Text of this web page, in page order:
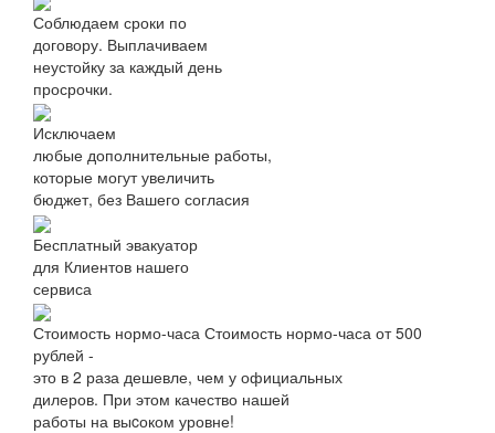
Соблюдаем сроки по
договору. Выплачиваем
неустойку за каждый день
просрочки.
Исключаем
любые дополнительные работы,
которые могут увеличить
бюджет, без Вашего согласия
Бесплатный эвакуатор
для Клиентов нашего
сервиса
Стоимость нормо-часа Стоимость нормо-часа от 500
рублей -
это в 2 раза дешевле, чем у официальных
дилеров. При этом качество нашей
работы на выcоком уровне!